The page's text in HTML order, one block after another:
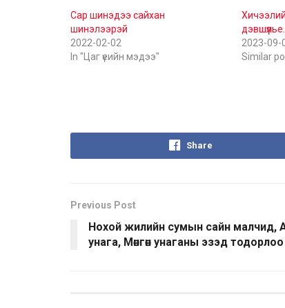
Сар шинэдээ сайхан
шинэлээрэй
2022-02-02
In "Цаг үеийн мэдээ"
дэвшүүлье.
2023-09-
Similar
Share
Previous Post
Нохой жилийн сумын сайн малчид,
унага, Мөнгөн унаганы эзэд тодорлоо